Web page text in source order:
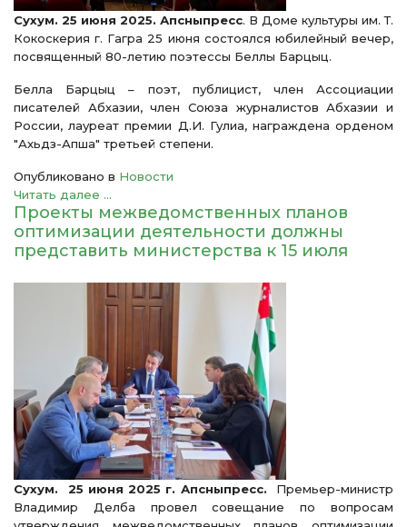
Сухум. 25 июня 2025. Апсныпресс. В Доме культуры им. Т.
Кокоскерия г. Гагра 25 июня состоялся юбилейный вечер,
посвященный 80-летию поэтессы Беллы Барцыц.
Белла Барцыц – поэт, публицист, член Ассоциации
писателей Абхазии, член Союза журналистов Абхазии и
России, лауреат премии Д.И. Гулиа, награждена орденом
"Ахьдз-Апша" третьей степени.
Опубликовано в Новости
Читать далее ...
Проекты межведомственных планов
оптимизации деятельности должны
представить министерства к 15 июля
Сухум. 25 июня 2025 г. Апсныпресс. Премьер-министр
Владимир Делба провел совещание по вопросам